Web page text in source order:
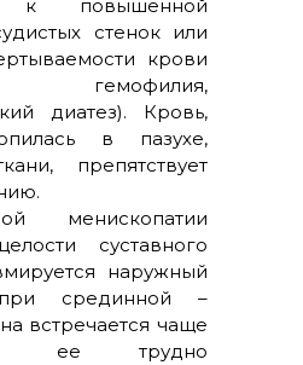
к повышенной
стенок или
крови
диатез). Кровь,
в пазухе,
препятствует
менископатии
суставного
наружный
срединной –
встречается чаще
ее трудно